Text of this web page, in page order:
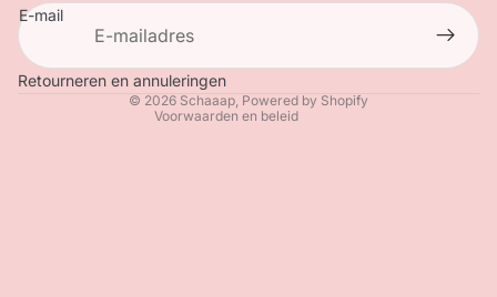
E-mail
Retourneren en annuleringen
© 2026 Schaaap, Powered by Shopify
Voorwaarden en beleid
Algemene voorwaarden
Wettelijke kennisgeving